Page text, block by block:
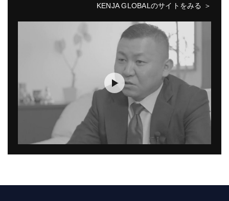
KENJA GLOBALのサイトをみる ＞